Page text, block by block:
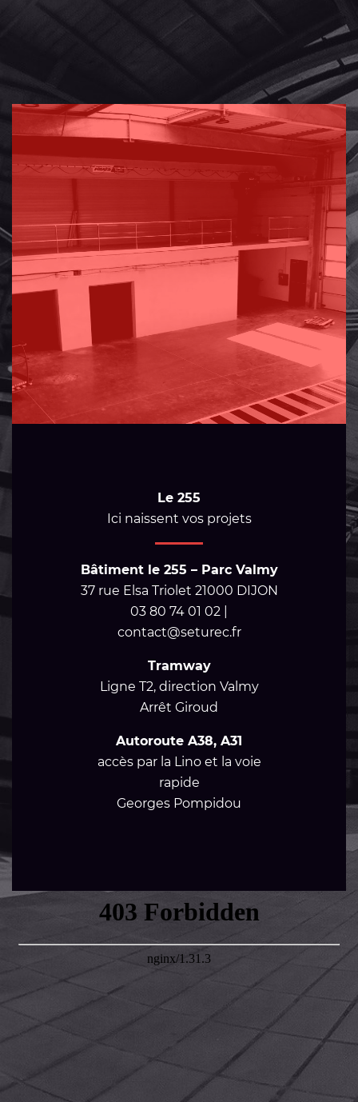
Le 255
Ici naissent vos projets
Bâtiment le 255 – Parc Valmy
37 rue Elsa Triolet 21000 DIJON
03 80 74 01 02 |
contact@seturec.fr
Tramway
Ligne T2, direction Valmy
Arrêt Giroud
Autoroute A38, A31
accès par la Lino et la voie
rapide
Georges Pompidou